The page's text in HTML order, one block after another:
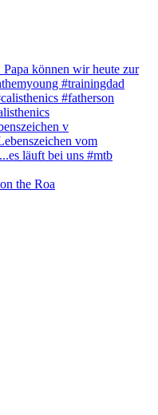
v
the Roa